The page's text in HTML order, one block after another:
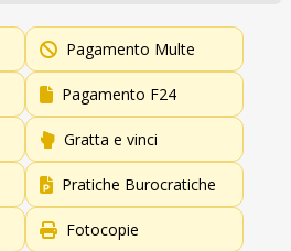
Pagamento Multe
Pagamento F24
Gratta e vinci
Pratiche Burocratiche
Fotocopie